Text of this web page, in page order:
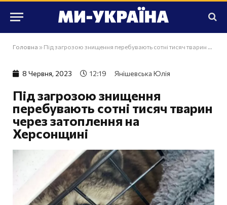
Головна » Під загрозою знищення перебувають сотні тисяч тварин через затоплення на Херсонщині
8 Червня, 2023 12:19 Янішевська Юлія
Під загрозою знищення
перебувають сотні тисяч тварин
через затоплення на
Херсонщині